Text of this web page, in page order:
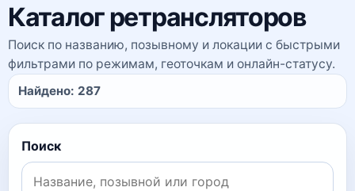
Каталог ретрансляторов
Поиск по названию, позывному и локации с быстрыми
фильтрами по режимам, геоточкам и онлайн-статусу.
Найдено: 287
Поиск